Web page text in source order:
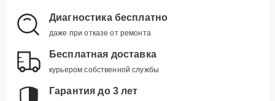
Диагностика бесплатно
даже при отказе от ремонта
Бесплатная доставка
курьером собственной службы
Гарантия до 3 лет